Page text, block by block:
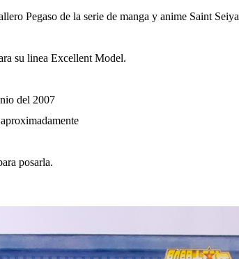
Pegaso de la serie de manga y anime Saint Seiya
su linea Excellent Model.
del 2007
posarla.